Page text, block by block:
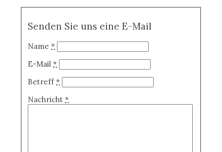
Senden Sie uns eine E-Mail
Name*
E-Mail*
Betreff*
Nachricht*